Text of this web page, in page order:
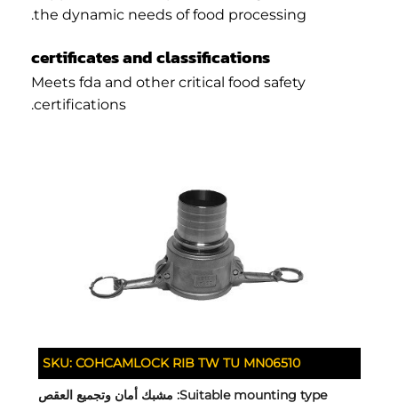
the dynamic needs of food processing.
certificates and classifications
Meets fda and other critical food safety
certifications.
SKU: COHCAMLOCK RIB TW TU MN06510
Suitable mounting type: مشبك أمان وتجميع العقص